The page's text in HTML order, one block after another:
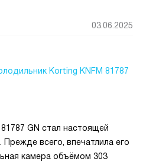
я пекла торт к дню
Cool быстро охладил крем,
приоткрытой —
отделениях действительно
трачу часы на оттаивание.
важно, так как кухня у нас
когда руки в муке или
нужный режим.
03.06.2025
Korting KNFM 81787
GN стал настоящей
всего, впечатлила его
камера объёмом 303